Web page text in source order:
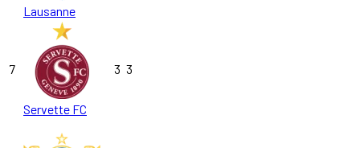
Lausanne
7
Servette FC
3 3